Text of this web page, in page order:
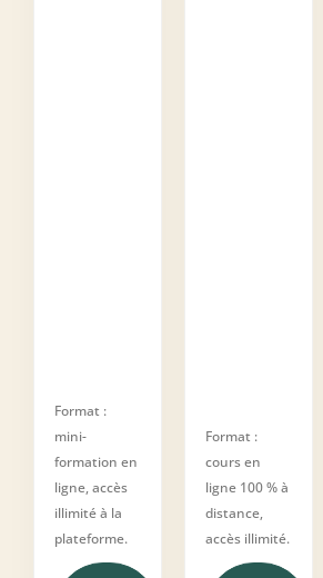
Format :
mini-
formation en
ligne, accès
illimité à la
plateforme.
Format :
cours en
ligne 100 % à
distance,
accès illimité.